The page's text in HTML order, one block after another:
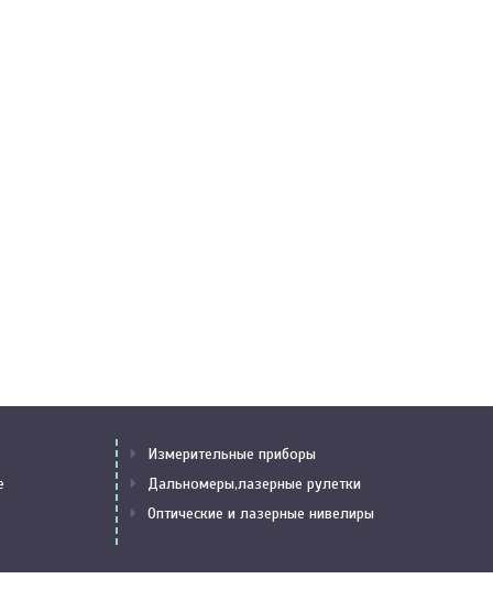
Измерительные приборы
Дальномеры,лазерные рулетки
Оптические и лазерные нивелиры